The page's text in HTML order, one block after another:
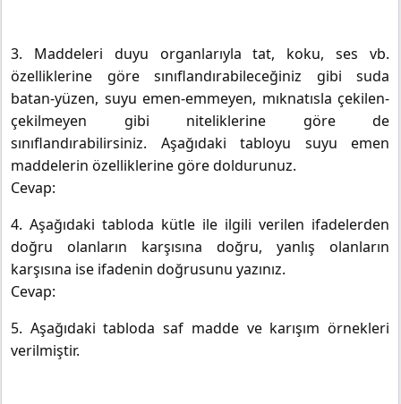
3. Maddeleri duyu organlarıyla tat, koku, ses vb.
özelliklerine göre sınıflandırabileceğiniz gibi suda
batan-yüzen, suyu emen-emmeyen, mıknatısla çekilen-
çekilmeyen gibi niteliklerine göre de
sınıflandırabilirsiniz. Aşağıdaki tabloyu suyu emen
maddelerin özelliklerine göre doldurunuz.
Cevap:
4. Aşağıdaki tabloda kütle ile ilgili verilen ifadelerden
doğru olanların karşısına doğru, yanlış olanların
karşısına ise ifadenin doğrusunu yazınız.
Cevap:
5. Aşağıdaki tabloda saf madde ve karışım örnekleri
verilmiştir.